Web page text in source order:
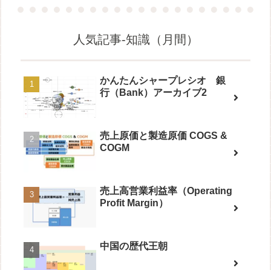
人気記事-知識（月間）
かんたんシャープレシオ 銀
行（Bank）アーカイブ2
売上原価と製造原価 COGS &
COGM
売上高営業利益率（Operating
Profit Margin）
中国の歴代王朝